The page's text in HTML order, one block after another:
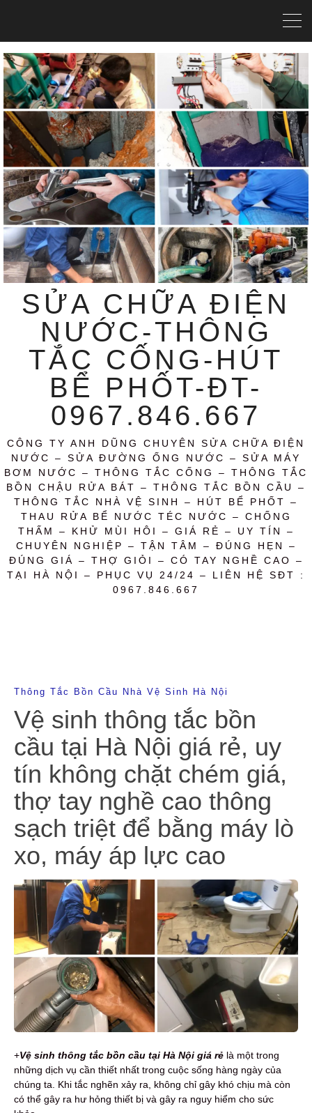
SỬA CHỮA ĐIỆN
NƯỚC-THÔNG
TẮC CỐNG-HÚT
BỂ PHỐT-ĐT-
0967.846.667
CÔNG TY ANH DŨNG CHUYÊN SỬA CHỮA ĐIỆN
NƯỚC – SỬA ĐƯỜNG ỐNG NƯỚC – SỬA MÁY
BƠM NƯỚC – THÔNG TẮC CỐNG – THÔNG TẮC
BỒN CHẬU RỬA BÁT – THÔNG TẮC BỒN CẦU –
THÔNG TẮC NHÀ VỆ SINH – HÚT BỂ PHỐT –
THAU RỬA BỂ NƯỚC TÉC NƯỚC – CHỐNG
THẤM – KHỬ MÙI HÔI – GIÁ RẺ – UY TÍN –
CHUYÊN NGHIỆP – TẬN TÂM – ĐÚNG HẸN –
ĐÚNG GIÁ – THỢ GIỎI – CÓ TAY NGHỀ CAO –
TẠI HÀ NỘI – PHỤC VỤ 24/24 – LIÊN HỆ SĐT :
0967.846.667
Thông Tắc Bồn Cầu Nhà Vệ Sinh Hà Nội
Vệ sinh thông tắc bồn
cầu tại Hà Nội giá rẻ, uy
tín không chặt chém giá,
thợ tay nghề cao thông
sạch triệt để bằng máy lò
xo, máy áp lực cao
+Vệ sinh thông tắc bồn cầu tại Hà Nội giá rẻ là một trong
những dịch vụ cần thiết nhất trong cuộc sống hàng ngày của
chúng ta. Khi tắc nghẽn xảy ra, không chỉ gây khó chịu mà còn
có thể gây ra hư hỏng thiết bị và gây ra nguy hiểm cho sức